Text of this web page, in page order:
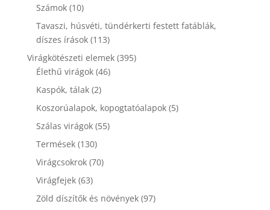
Számok 1010
termék
Tavaszi, húsvéti, tündérkerti festett fatáblák,
díszes írások 113113
termék
Virágkötészeti elemek 395395
Élethű virágok 4646
Kaspók, tálak 22
termék
Koszorúalapok, kopogtatóalapok 55
Szálas virágok 5555
Termések 130130
termék
Virágcsokrok 7070
Virágfejek 6363
termék
Zöld díszítők és növények 9797